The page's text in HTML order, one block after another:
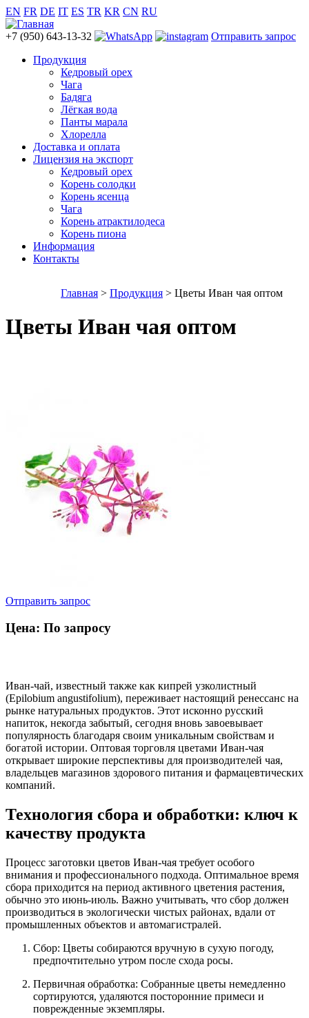
EN FR DE IT ES TR KR CN RU
+7 (950) 643-13-32
Отправить запрос
Продукция
Кедровый орех
Чага
Бадяга
Лёгкая вода
Панты марала
Хлорелла
Доставка и оплата
Лицензия на экспорт
Кедровый орех
Корень солодки
Корень ясенца
Чага
Корень атрактилодеса
Корень пиона
Информация
Контакты
Главная > Продукция > Цветы Иван чая оптом
Цветы Иван чая оптом
Отправить запрос
Цена: По запросу
Иван-чай, известный также как кипрей узколистный
(Epilobium angustifolium), переживает настоящий ренессанс на
рынке натуральных продуктов. Этот исконно русский
напиток, некогда забытый, сегодня вновь завоевывает
популярность благодаря своим уникальным свойствам и
богатой истории. Оптовая торговля цветами Иван-чая
открывает широкие перспективы для производителей чая,
владельцев магазинов здорового питания и фармацевтических
компаний.
Технология сбора и обработки: ключ к
качеству продукта
Процесс заготовки цветов Иван-чая требует особого
внимания и профессионального подхода. Оптимальное время
сбора приходится на период активного цветения растения,
обычно это июнь-июль. Важно учитывать, что сбор должен
производиться в экологически чистых районах, вдали от
промышленных объектов и автомагистралей.
Сбор: Цветы собираются вручную в сухую погоду,
предпочтительно утром после схода росы.
Первичная обработка: Собранные цветы немедленно
сортируются, удаляются посторонние примеси и
поврежденные экземпляры.